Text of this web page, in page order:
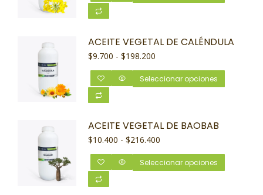
ACEITE VEGETAL DE CALÉNDULA
$9.700 - $198.200
Seleccionar opciones
ACEITE VEGETAL DE BAOBAB
$10.400 - $216.400
Seleccionar opciones